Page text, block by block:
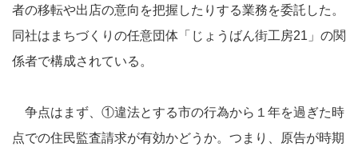
者の移転や出店の意向を把握したりする業務を委託した。
同社はまちづくりの任意団体「じょうばん街工房21」の関
係者で構成されている。
争点はまず、①違法とする市の行為から１年を過ぎた時
点での住民監査請求が有効かどうか。つまり、原告が時期